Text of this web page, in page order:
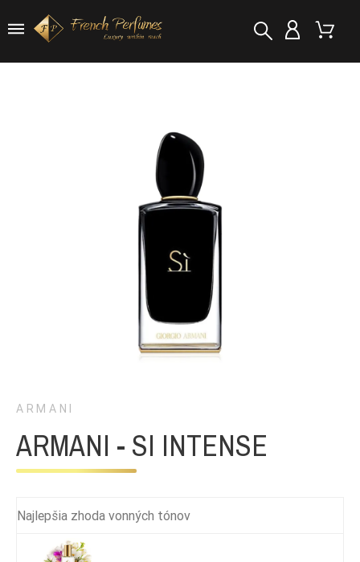
ARMANI
ARMANI - SI INTENSE
Najlepšia zhoda vonných tónov